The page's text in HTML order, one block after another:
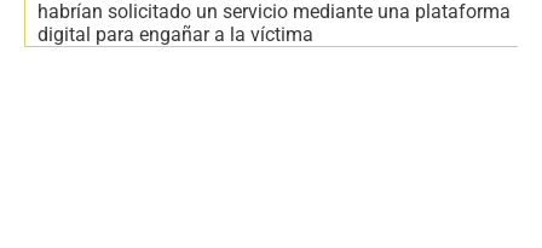
habrían solicitado un servicio mediante una plataforma
digital para engañar a la víctima